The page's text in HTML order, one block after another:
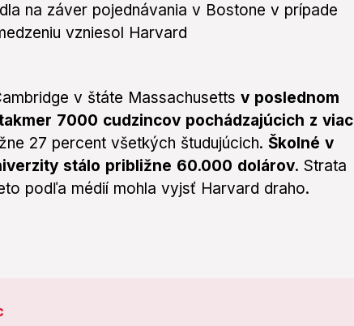
na záver pojednávania v Bostone v prípade
vzniesol Harvard
v štáte Massachusetts v poslednom
7000 cudzincov pochádzajúcich z viac
27 percent všetkých študujúcich. Školné v
stálo približne 60.000 dolárov. Strata
podľa médií mohla vyjsť Harvard draho.